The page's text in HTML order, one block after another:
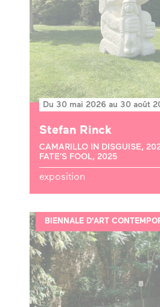
Du 30 mai 2026 au 30 août
Stefan Rinck
CAMARILLO IN DISGUISE,
FATE’S FOOL, 2025
exposition
BIENNALE D'ART